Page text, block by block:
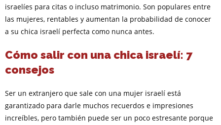
israelíes para citas o incluso matrimonio. Son populares entre
las mujeres, rentables y aumentan la probabilidad de conocer
a su chica israelí perfecta como nunca antes.
Cómo salir con una chica israelí: 7
consejos
Ser un extranjero que sale con una mujer israelí está
garantizado para darle muchos recuerdos e impresiones
increíbles, pero también puede ser un poco estresante porque